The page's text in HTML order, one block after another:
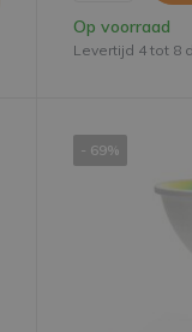
Op voorraad
Levertijd 4 tot 8
- 69%